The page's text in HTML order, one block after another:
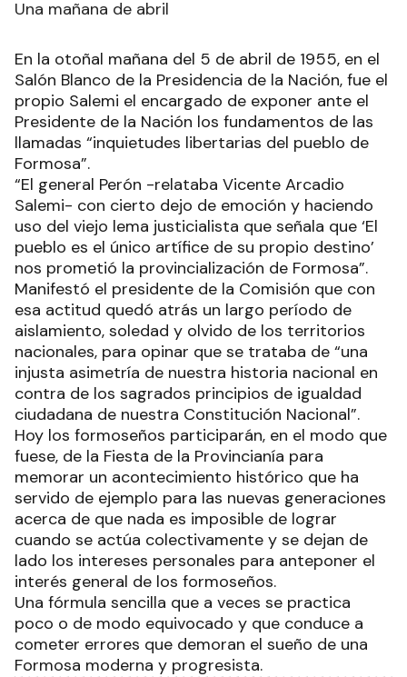
Una mañana de abril
En la otoñal mañana del 5 de abril de 1955, en el
Salón Blanco de la Presidencia de la Nación, fue el
propio Salemi el encargado de exponer ante el
Presidente de la Nación los fundamentos de las
llamadas “inquietudes libertarias del pueblo de
Formosa”.
“El general Perón -relataba Vicente Arcadio
Salemi- con cierto dejo de emoción y haciendo
uso del viejo lema justicialista que señala que ‘El
pueblo es el único artífice de su propio destino’
nos prometió la provincialización de Formosa”.
Manifestó el presidente de la Comisión que con
esa actitud quedó atrás un largo período de
aislamiento, soledad y olvido de los territorios
nacionales, para opinar que se trataba de “una
injusta asimetría de nuestra historia nacional en
contra de los sagrados principios de igualdad
ciudadana de nuestra Constitución Nacional”.
Hoy los formoseños participarán, en el modo que
fuese, de la Fiesta de la Provincianía para
memorar un acontecimiento histórico que ha
servido de ejemplo para las nuevas generaciones
acerca de que nada es imposible de lograr
cuando se actúa colectivamente y se dejan de
lado los intereses personales para anteponer el
interés general de los formoseños.
Una fórmula sencilla que a veces se practica
poco o de modo equivocado y que conduce a
cometer errores que demoran el sueño de una
Formosa moderna y progresista.